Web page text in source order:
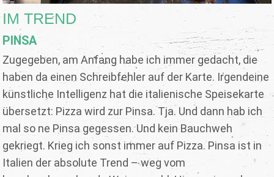
IM TREND
PINSA
Zugegeben, am Anfang habe ich immer gedacht, die
haben da einen Schreibfehler auf der Karte. Irgendeine
künstliche Intelligenz hat die italienische Speisekarte
übersetzt: Pizza wird zur Pinsa. Tja. Und dann hab ich
mal so ne Pinsa gegessen. Und kein Bauchweh
gekriegt. Krieg ich sonst immer auf Pizza. Pinsa ist in
Italien der absolute Trend – weg vom